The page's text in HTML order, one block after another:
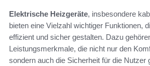
Elektrische Heizgeräte, insbesondere
bieten eine Vielzahl wichtiger Funktionen,
effizient und sicher gestalten. Dazu
Leistungsmerkmale, die nicht nur den
sondern auch die Sicherheit für die Nutzer